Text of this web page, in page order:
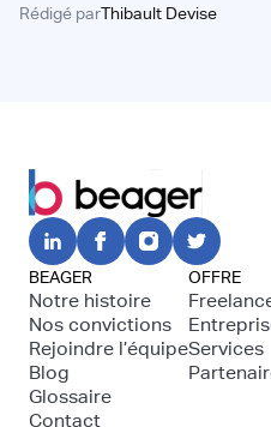
Rédigé parThibault Devise
BEAGER
Notre histoire
Nos convictions
Rejoindre l’équipe
Blog
Glossaire
Contact
OFFRE
Services